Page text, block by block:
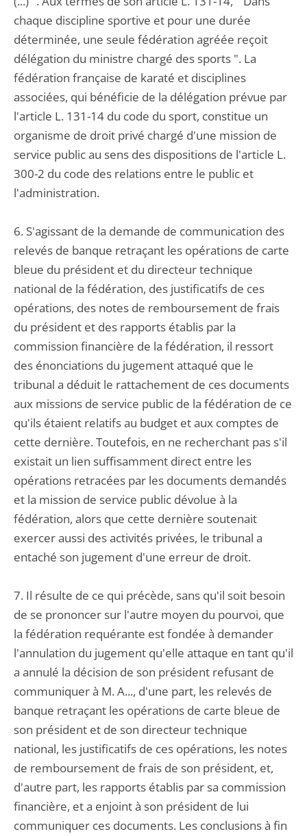
chaque discipline sportive et pour une durée
déterminée, une seule fédération agréée reçoit
délégation du ministre chargé des sports ". La
fédération française de karaté et disciplines
associées, qui bénéficie de la délégation prévue par
l'article L. 131-14 du code du sport, constitue un
organisme de droit privé chargé d'une mission de
service public au sens des dispositions de l'article L.
300-2 du code des relations entre le public et
l'administration.
6. S'agissant de la demande de communication des
relevés de banque retraçant les opérations de carte
bleue du président et du directeur technique
national de la fédération, des justificatifs de ces
opérations, des notes de remboursement de frais
du président et des rapports établis par la
commission financière de la fédération, il ressort
des énonciations du jugement attaqué que le
tribunal a déduit le rattachement de ces documents
aux missions de service public de la fédération de ce
qu'ils étaient relatifs au budget et aux comptes de
cette dernière. Toutefois, en ne recherchant pas s'il
existait un lien suffisamment direct entre les
opérations retracées par les documents demandés
et la mission de service public dévolue à la
fédération, alors que cette dernière soutenait
exercer aussi des activités privées, le tribunal a
entaché son jugement d'une erreur de droit.
7. Il résulte de ce qui précède, sans qu'il soit besoin
de se prononcer sur l'autre moyen du pourvoi, que
la fédération requérante est fondée à demander
l'annulation du jugement qu'elle attaque en tant qu'il
a annulé la décision de son président refusant de
communiquer à M. A..., d'une part, les relevés de
banque retraçant les opérations de carte bleue de
son président et de son directeur technique
national, les justificatifs de ces opérations, les notes
de remboursement de frais de son président, et,
d'autre part, les rapports établis par sa commission
financière, et a enjoint à son président de lui
communiquer ces documents. Les conclusions à fin